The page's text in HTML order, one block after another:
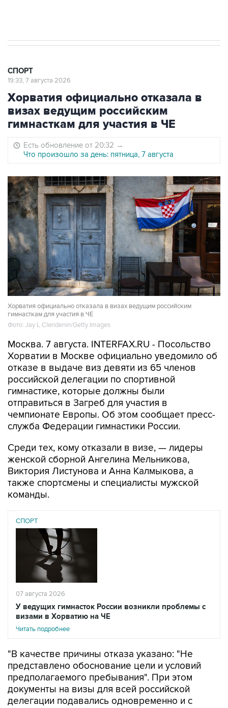
СПОРТ
19:33, 7 августа 2026
Хорватия официально отказала в
визах ведущим российским
гимнасткам для участия в ЧЕ
Есть обновление от 20:32 →
Что произошло за день: пятница, 7 августа
Хорватия официально отказала в визах ведущим российским
гимнасткам для участия в ЧЕ
Фото: Jay L Clendenin/Getty Images
Москва. 7 августа. INTERFAX.RU - Посольство
Хорватии в Москве официально уведомило об
отказе в выдаче виз девяти из 65 членов
российской делегации по спортивной
гимнастике, которые должны были
отправиться в Загреб для участия в
чемпионате Европы. Об этом сообщает пресс-
служба Федерации гимнастики России.
Среди тех, кому отказали в визе, — лидеры
женской сборной Ангелина Мельникова,
Виктория Листунова и Анна Калмыкова, а
также спортсмены и специалисты мужской
команды.
СПОРТ
07 августа 2026
У ведущих гимнасток России возникли проблемы с
визами в Хорватию на ЧЕ
Читать подробнее
"В качестве причины отказа указано: "Не
представлено обоснование цели и условий
предполагаемого пребывания". При этом
документы на визы для всей российской
делегации подавались одновременно и с